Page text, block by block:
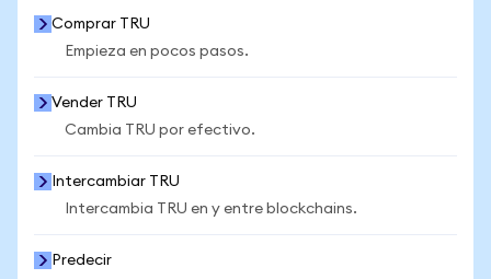
Comprar TRU
Empieza en pocos pasos.
Vender TRU
Cambia TRU por efectivo.
Intercambiar TRU
Intercambia TRU en y entre blockchains.
Predecir